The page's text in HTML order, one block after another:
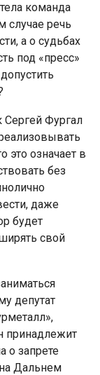
команда
случае речь
а о судьбах
под «пресс»
Фургал
это означает в
без
даже
будет
свой
депутат
принадлежит
о запрете
Дальнем